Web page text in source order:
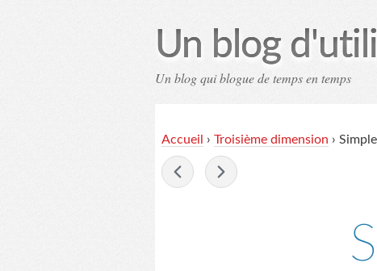
Un blog
Un blog qui blogue de temps en temps
Accueil
› Troisième dimension ›